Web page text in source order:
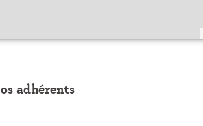
adhérents